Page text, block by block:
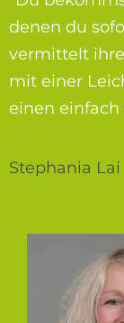
denen du
vermittelt
mit einer
einen einfach
Stephania Lai